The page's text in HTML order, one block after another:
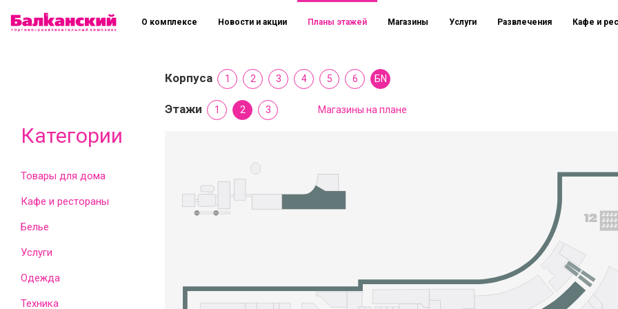
Категории
Товары для дома
Кафе и рестораны
Белье
Услуги
Одежда
Техника
О комплексе Новости и акции Планы этажей Магазины Услуги Развлечения Кафе и
Корпуса 1 2 3 4 5 6 БN
Этажи 1 2 3 Магазины на плане